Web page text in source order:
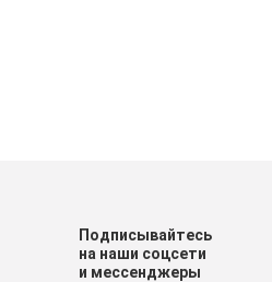
Подписывайтесь
на наши соцсети
и мессенджеры